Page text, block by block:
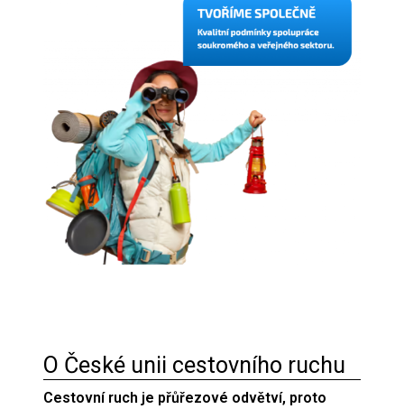
O České unii cestovního ruchu
Cestovní ruch je přůřezové odvětví, proto